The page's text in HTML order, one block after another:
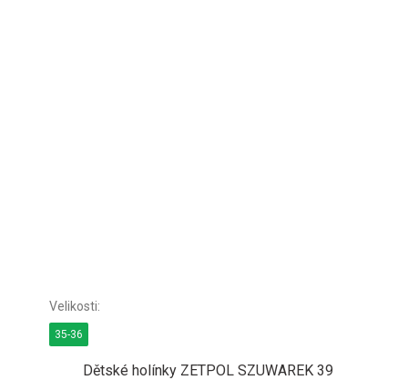
Dětské holínky ZETPOL SZUWAREK 39
35-36